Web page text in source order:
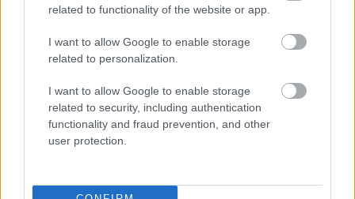
related to functionality of the website or app.
I want to allow Google to enable storage
related to personalization.
I want to allow Google to enable storage
related to security, including authentication
functionality and fraud prevention, and other
user protection.
Mohlo by vás zaujímať
Zmenili dispozíciu a odkryli